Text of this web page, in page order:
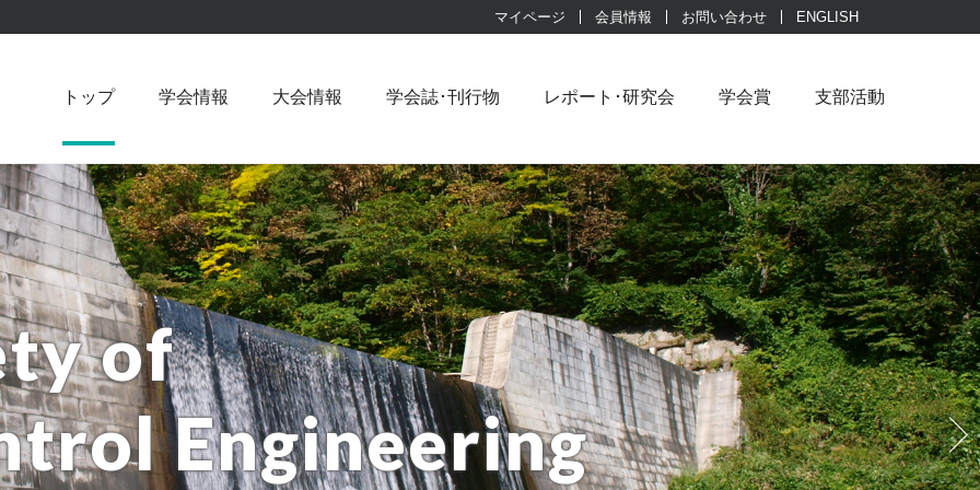
マイページ 会員情報 お問い合わせ ENGLISH
トップ 学会情報 大会情報 学会誌･刊行物 レポート･研究会 学会賞 支部活動
of
Engineering
of
Engineering